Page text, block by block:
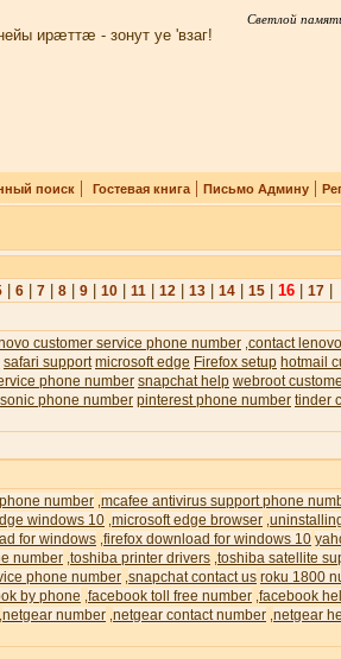
Светлой
ирæттæ - зонут уе 'взаг!
поиск| Гостевая книга| Письмо Админу|
| 6| 7| 8| 9| 10| 11| 12| 13| 14| 15| 16| 17|
customer service phone number contact
safari support microsoft edge Firefox setup hotmail
phone number snapchat help webroot
phone number pinterest phone number tinder
number mcafee antivirus support phone
windows 10 microsoft edge browser
for windows firefox download for windows 10
number toshiba printer drivers toshiba satellite
phone number snapchat contact us roku 1800
by phone facebook toll free number facebook
netgear number netgear contact number netgear